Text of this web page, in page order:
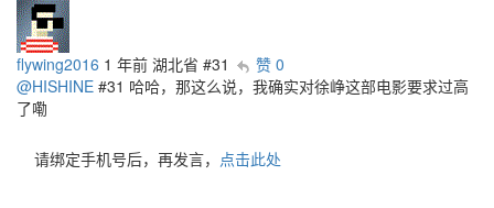
flywing2016 1 年前 湖北省 #31
赞 0
@HISHINE #31 哈哈，那这么说，我确实对徐峥这部电影要求过高
了嘞
请绑定手机号后，再发言， 点击此处